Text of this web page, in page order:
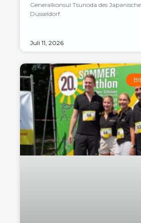
Generalkonsul Tsunoda des
Düsseldorf.
Juli 11, 2026